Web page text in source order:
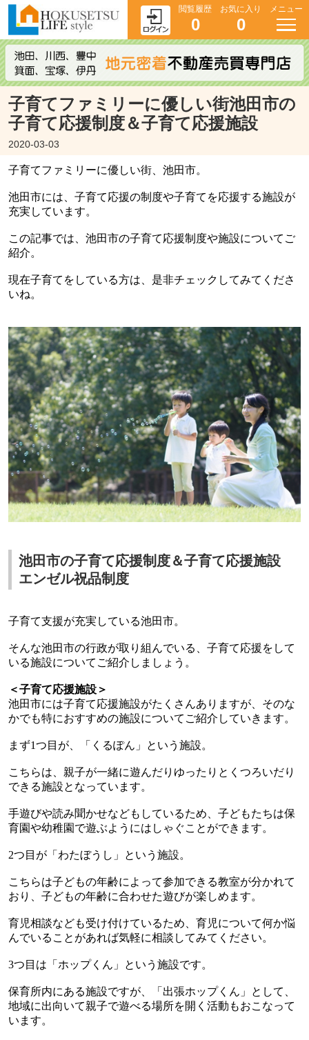
閲覧履歴
0
お気に入り
0
メニュー
子育てファミリーに優しい街池田市の
子育て応援制度＆子育て応援施設
2020-03-03
子育てファミリーに優しい街、池田市。
池田市には、子育て応援の制度や子育てを応援する施設が
充実しています。
この記事では、池田市の子育て応援制度や施設についてご
紹介。
現在子育てをしている方は、是非チェックしてみてくださ
いね。
池田市の子育て応援制度＆子育て応援施設
エンゼル祝品制度
子育て支援が充実している池田市。
そんな池田市の行政が取り組んでいる、子育て応援をして
いる施設についてご紹介しましょう。
＜子育て応援施設＞
池田市には子育て応援施設がたくさんありますが、そのな
かでも特におすすめの施設についてご紹介していきます。
まず1つ目が、「くるぽん」という施設。
こちらは、親子が一緒に遊んだりゆったりとくつろいだり
できる施設となっています。
手遊びや読み聞かせなどもしているため、子どもたちは保
育園や幼稚園で遊ぶようにはしゃぐことができます。
2つ目が「わたぼうし」という施設。
こちらは子どもの年齢によって参加できる教室が分かれて
おり、子どもの年齢に合わせた遊びが楽しめます。
育児相談なども受け付けているため、育児について何か悩
んでいることがあれば気軽に相談してみてください。
3つ目は「ホップくん」という施設です。
保育所内にある施設ですが、「出張ホップくん」として、
地域に出向いて親子で遊べる場所を開く活動もおこなって
います。